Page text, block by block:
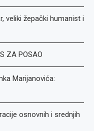
veliki žepački humanist i
ZA POSAO
Marijanovića:
osnovnih i srednjih